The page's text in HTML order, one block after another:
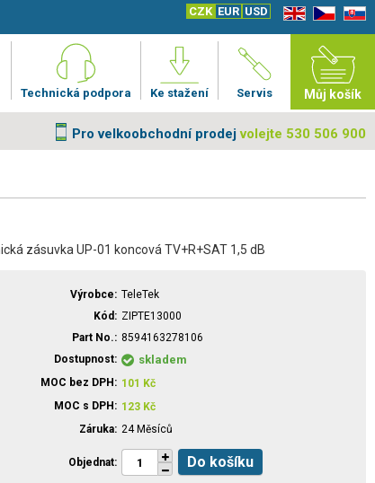
EN CZ SK
CZK EUR USD
Můj košík
Servis
Ke stažení
Technická podpora
Pro velkoobchodní prodejvolejte 530 506 900
zásuvka UP-01 koncová TV+R+SAT 1,5 dB
Výrobce
TeleTek
Kód
ZIPTE13000
Part No.
8594163278106
Dostupnost
skladem
MOC bez DPH 101 Kč
MOC s DPH
123 Kč
Záruka 24 Měsíců
Objednat Do košíku